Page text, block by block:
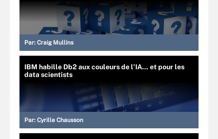
Par: Craig Mullins
IBM habille Db2 aux couleurs de l’IA… et pour les
data scientists
Par: Cyrille Chausson